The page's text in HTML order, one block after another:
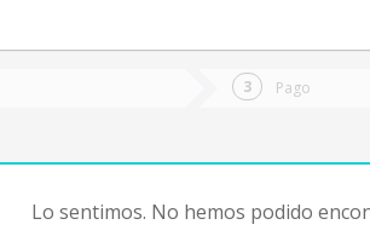
Pago
Lo sentimos. No hemos podido